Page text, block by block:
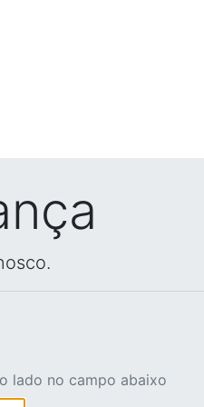
lado no campo abaixo